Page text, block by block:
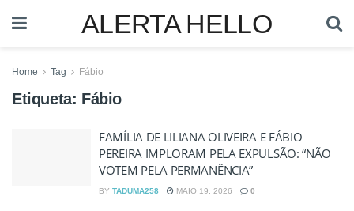
ALERTA HELLO
Home Tag Fábio
Etiqueta: Fábio
FAMÍLIA DE LILIANA OLIVEIRA E FÁBIO
PEREIRA IMPLORAM PELA EXPULSÃO: “NÃO
VOTEM PELA PERMANÊNCIA”
BY TADUMA258 MAIO 19, 2026 0